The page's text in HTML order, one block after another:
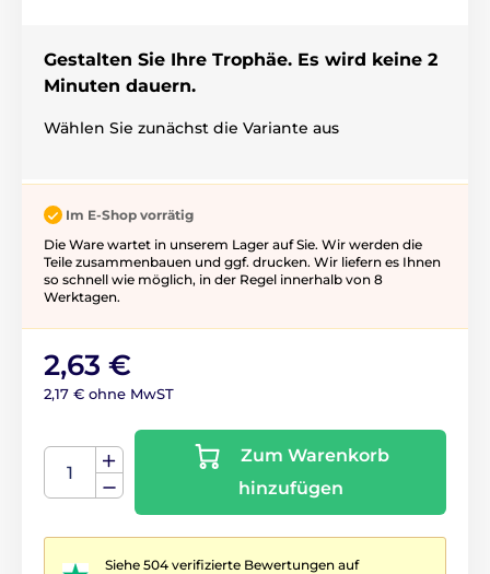
Gestalten Sie Ihre Trophäe. Es wird keine 2
Minuten dauern.
Wählen Sie zunächst die Variante aus
Im E-Shop vorrätig
Die Ware wartet in unserem Lager auf Sie. Wir werden die
Teile zusammenbauen und ggf. drucken. Wir liefern es Ihnen
so schnell wie möglich, in der Regel innerhalb von 8
Werktagen.
2,63 €
2,17 € ohne MwST
Zum Warenkorb
hinzufügen
Siehe 504 verifizierte Bewertungen auf